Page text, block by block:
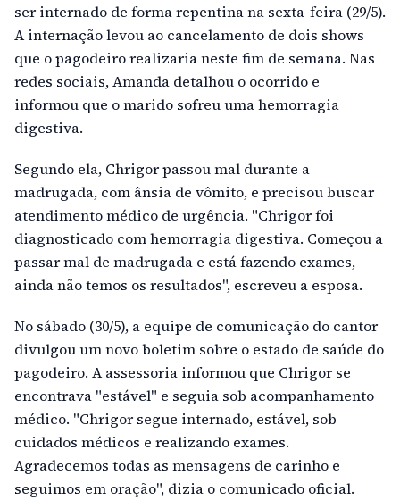
ser internado de forma repentina na sexta-feira (29/5).
A internação levou ao cancelamento de dois shows
que o pagodeiro realizaria neste fim de semana. Nas
redes sociais, Amanda detalhou o ocorrido e
informou que o marido sofreu uma hemorragia
digestiva.
Segundo ela, Chrigor passou mal durante a
madrugada, com ânsia de vômito, e precisou buscar
atendimento médico de urgência. "Chrigor foi
diagnosticado com hemorragia digestiva. Começou a
passar mal de madrugada e está fazendo exames,
ainda não temos os resultados", escreveu a esposa.
No sábado (30/5), a equipe de comunicação do cantor
divulgou um novo boletim sobre o estado de saúde do
pagodeiro. A assessoria informou que Chrigor se
encontrava "estável" e seguia sob acompanhamento
médico. "Chrigor segue internado, estável, sob
cuidados médicos e realizando exames.
Agradecemos todas as mensagens de carinho e
seguimos em oração", dizia o comunicado oficial.